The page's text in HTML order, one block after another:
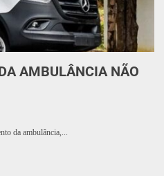
AMBULÂNCIA NÃO
da ambulância,...